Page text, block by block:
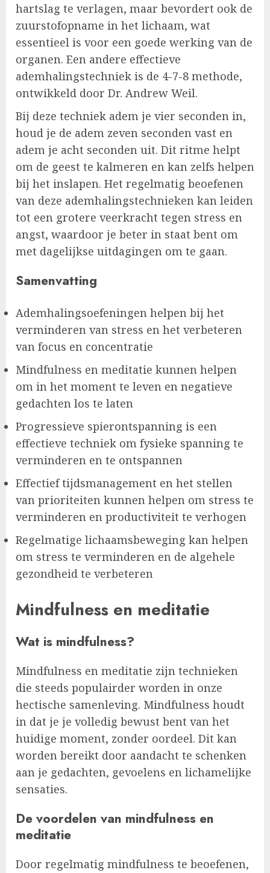
hartslag te verlagen, maar bevordert ook de
zuurstofopname in het lichaam, wat
essentieel is voor een goede werking van de
organen. Een andere effectieve
ademhalingstechniek is de 4-7-8 methode,
ontwikkeld door Dr. Andrew Weil.
Bij deze techniek adem je vier seconden in,
houd je de adem zeven seconden vast en
adem je acht seconden uit. Dit ritme helpt
om de geest te kalmeren en kan zelfs helpen
bij het inslapen. Het regelmatig beoefenen
van deze ademhalingstechnieken kan leiden
tot een grotere veerkracht tegen stress en
angst, waardoor je beter in staat bent om
met dagelijkse uitdagingen om te gaan.
Samenvatting
Ademhalingsoefeningen helpen bij het
verminderen van stress en het verbeteren
van focus en concentratie
Mindfulness en meditatie kunnen helpen
om in het moment te leven en negatieve
gedachten los te laten
Progressieve spierontspanning is een
effectieve techniek om fysieke spanning te
verminderen en te ontspannen
Effectief tijdsmanagement en het stellen
van prioriteiten kunnen helpen om stress te
verminderen en productiviteit te verhogen
Regelmatige lichaamsbeweging kan helpen
om stress te verminderen en de algehele
gezondheid te verbeteren
Mindfulness en meditatie
Wat is mindfulness?
Mindfulness en meditatie zijn technieken
die steeds populairder worden in onze
hectische samenleving. Mindfulness houdt
in dat je je volledig bewust bent van het
huidige moment, zonder oordeel. Dit kan
worden bereikt door aandacht te schenken
aan je gedachten, gevoelens en lichamelijke
sensaties.
De voordelen van mindfulness en
meditatie
Door regelmatig mindfulness te beoefenen,